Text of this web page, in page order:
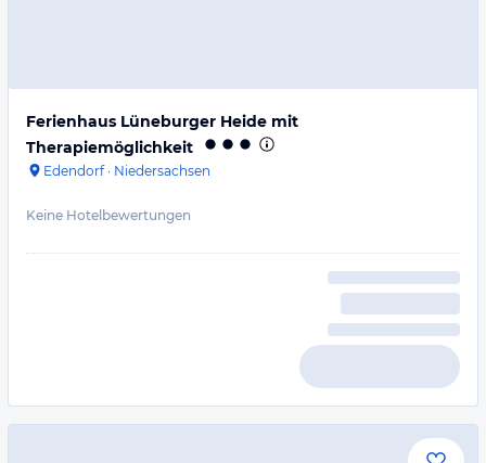
Ferienhaus Lüneburger Heide mit
Therapiemöglichkeit
Edendorf· Niedersachsen
Keine Hotelbewertungen